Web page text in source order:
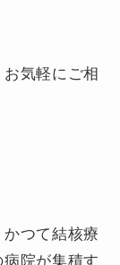
気軽にご相
つて結核療
院が集積す